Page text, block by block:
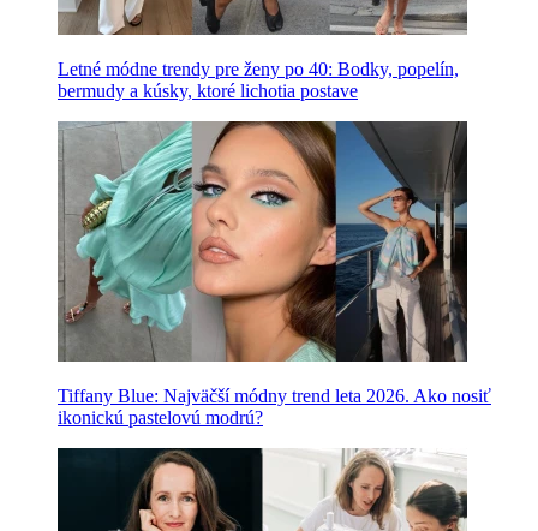
Letné módne trendy pre ženy po 40: Bodky, popelín,
bermudy a kúsky, ktoré lichotia postave
Tiffany Blue: Najväčší módny trend leta 2026. Ako nosiť
ikonickú pastelovú modrú?